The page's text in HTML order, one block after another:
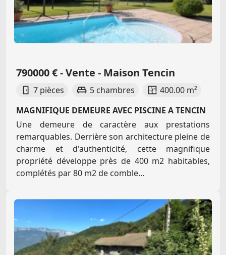
790000 € - Vente - Maison Tencin
7 pièces 5 chambres
400.00 m²
MAGNIFIQUE DEMEURE AVEC PISCINE A TENCIN
Une demeure de caractère aux prestations
remarquables. Derrière son architecture pleine de
charme et d'authenticité, cette magnifique
propriété développe près de 400 m2 habitables,
complétés par 80 m2 de comble...